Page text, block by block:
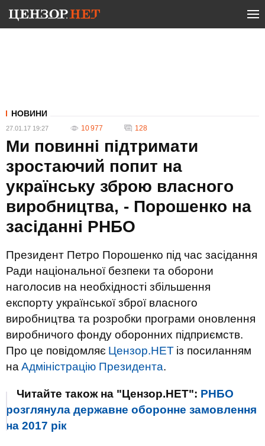
НОВИНИ
27.01.17 19:27 10 977 128
Ми повинні підтримати
зростаючий попит на
українську зброю власного
виробництва, - Порошенко на
засіданні РНБО
Президент Петро Порошенко під час засідання
Ради національної безпеки та оборони
наголосив на необхідності збільшення
експорту української зброї власного
виробництва та розробки програми оновлення
виробничого фонду оборонних підприємств.
Про це повідомляє Цензор.НЕТ із посиланням
на Адміністрацію Президента.
Читайте також на "Цензор.НЕТ": РНБО
розглянула державне оборонне замовлення
на 2017 рік